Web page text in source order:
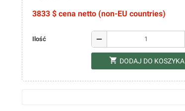
3833 $ cena netto (non-EU countries)
Ilość remove
shopping_cart DODAJ DO KOSZYKA